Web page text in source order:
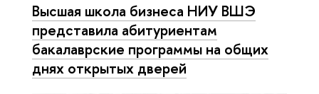
Высшая школа бизнеса НИУ ВШЭ
представила абитуриентам
бакалаврские программы на общих
днях открытых дверей